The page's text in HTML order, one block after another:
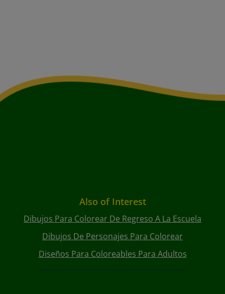
Also of Interest
Dibujos Para Colorear De Regreso A La Escuela
Dibujos De Personajes Para Colorear
Diseños Para Coloreables Para Adultos